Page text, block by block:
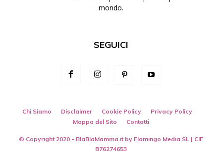
mondo.
SEGUICI
Chi Siamo Disclaimer Cookie Policy
Privacy Policy
Mappa del Sito
Contatti
© Copyright 2020 - BlaBlaMamma.it by Flamingo Media SL | CIF
B76274653